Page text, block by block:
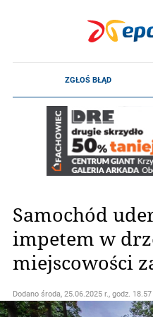
Samochód
impetem w
miejscowości
Dodano środa, 25.06.2025 r., godz. 18.57